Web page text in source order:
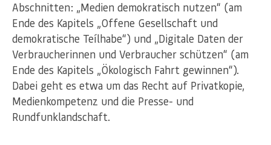
Abschnitten: „Medien demokratisch nutzen“ (am
Ende des Kapitels „Offene Gesellschaft und
demokratische Teílhabe“) und „Digitale Daten der
Verbraucherinnen und Verbraucher schützen“ (am
Ende des Kapitels „Ökologisch Fahrt gewinnen“).
Dabei geht es etwa um das Recht auf Privatkopie,
Medienkompetenz und die Presse- und
Rundfunklandschaft.